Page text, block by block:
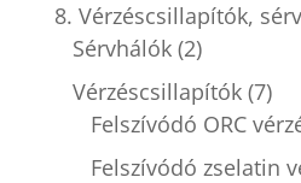
8. Vérzéscsillapítók,
Sérvhálók (2)
Vérzéscsillapítók (7)
Felszívódó ORC
Felszívódó zselatin